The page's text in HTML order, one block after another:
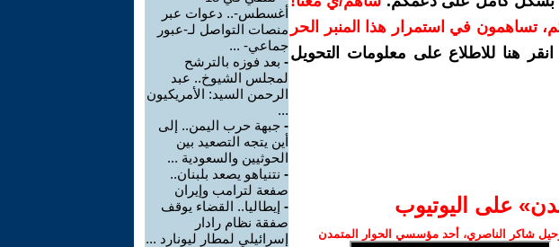
تساهمون في استمرار هذا المنبر الحر
انقر هنا للاطلاع على معلومات التحويل
على اليوتيوب
شاكر الناصري، أحد مؤسسي الحوار المتمدن
أغسطس-.. دعوات عبر
منصات التواصل لـ-عبور
جماعي- ...
- بعد فوزه بالترشح
لمجلس الشيوخ.. عبد
الرحمن السيد: الأمريكيون
...
- جبهة حرب اليمن.. إلى
أين يتجه التصعيد بين
الحوثيين والسعودية ...
- نتنياهو يصعد بلبنان..
صفعة لترامب وإيران
- إيطاليا.. القضاء يوقف
صفقة نظام رادار
إسرائيلي لمطار ليونارد ...